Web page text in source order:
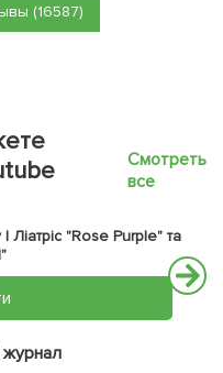
(16587)
Смотреть
все
"Rose Purple" та